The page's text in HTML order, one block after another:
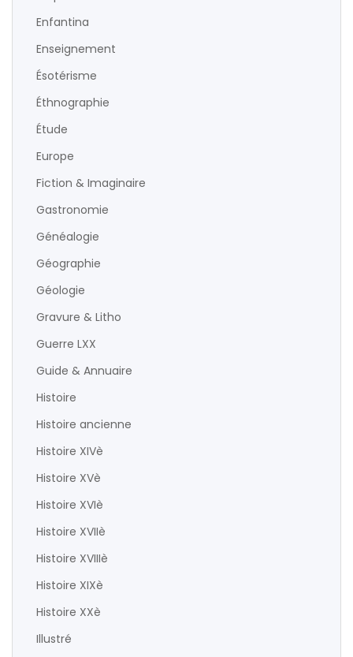
Enfantina
Enseignement
Ésotérisme
Éthnographie
Étude
Europe
Fiction & Imaginaire
Gastronomie
Généalogie
Géographie
Géologie
Gravure & Litho
Guerre LXX
Guide & Annuaire
Histoire
Histoire ancienne
Histoire XIVè
Histoire XVè
Histoire XVIè
Histoire XVIIè
Histoire XVIIIè
Histoire XIXè
Histoire XXè
Illustré